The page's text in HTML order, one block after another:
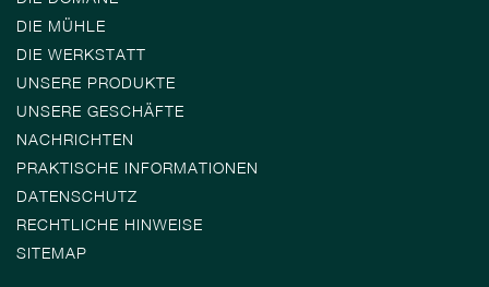
DIE MÜHLE
DIE WERKSTATT
UNSERE PRODUKTE
UNSERE GESCHÄFTE
NACHRICHTEN
PRAKTISCHE INFORMATIONEN
DATENSCHUTZ
RECHTLICHE HINWEISE
SITEMAP